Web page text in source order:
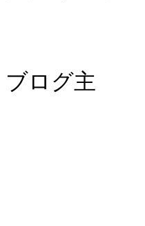
ブログ主